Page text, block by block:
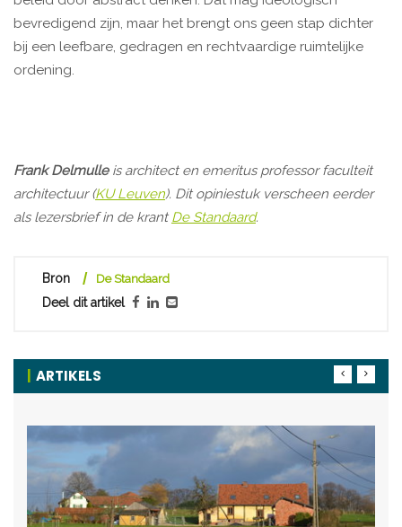
bevredigend zijn, maar het brengt ons geen stap dichter
bij een leefbare, gedragen en rechtvaardige ruimtelijke
ordening.
Frank Delmulleis architect en emeritus professor faculteit
architectuur (KU Leuven). Dit opiniestuk verscheen eerder
als lezersbrief in de krant De Standaard.
Bron De Standaard
Deel dit artikel
ARTIKELS